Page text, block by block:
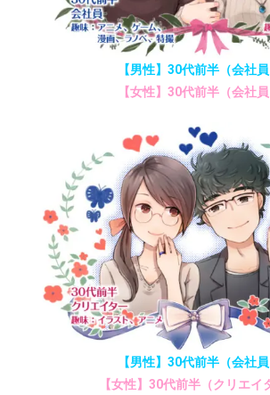
【男性】30代前半（会社員
【女性】30代前半（会社員
【男性】30代前半（会社員
【女性】30代前半（クリエイ